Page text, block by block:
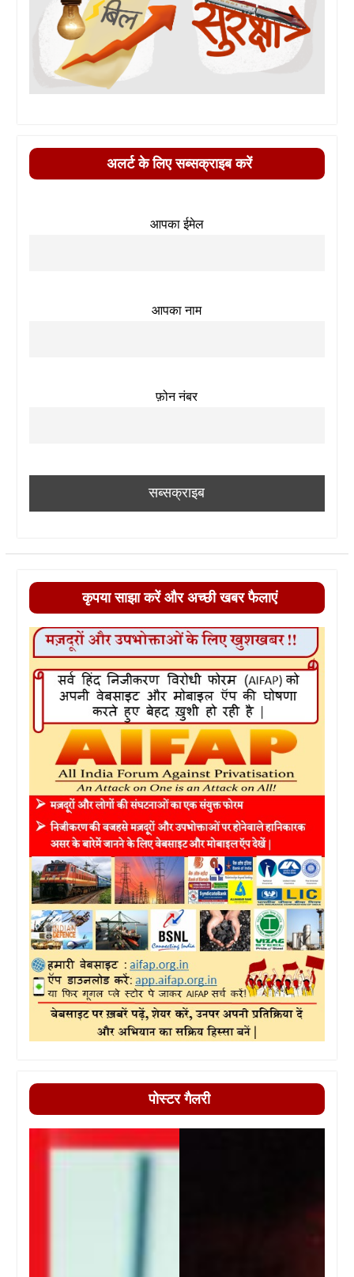
अलर्ट के लिए सब्सक्राइब करें
आपका ईमेल
आपका नाम
फ़ोन नंबर
कृपया साझा करें और अच्छी खबर फैलाएं
पोस्टर गैलरी